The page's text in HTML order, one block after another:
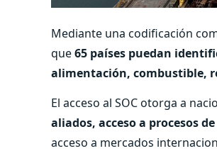
Mediante una codificación
que65 países puedan
alimentación, combustible,
El acceso al SOC otorga a
aliados, acceso a procesos
acceso a mercados